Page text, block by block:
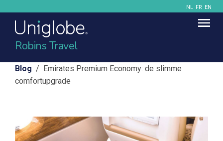
NL FR EN
Robins Travel
Blog / Emirates Premium Economy: de slimme
comfortupgrade